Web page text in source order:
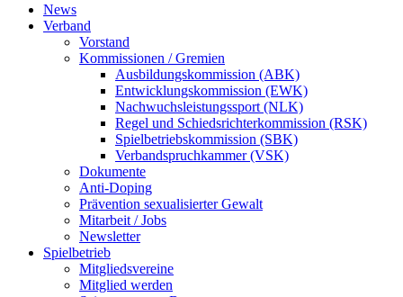
News
Verband
Vorstand
Kommissionen / Gremien
Ausbildungskommission (ABK)
Entwicklungskommission (EWK)
Nachwuchsleistungssport (NLK)
Regel und Schiedsrichterkommission (RSK)
Spielbetriebskommission (SBK)
Verbandspruchkammer (VSK)
Dokumente
Anti-Doping
Prävention sexualisierter Gewalt
Mitarbeit / Jobs
Newsletter
Spielbetrieb
Mitgliedsvereine
Mitglied werden